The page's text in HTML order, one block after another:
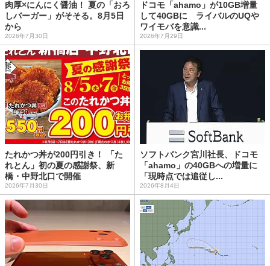
肉厚×にんにく醤油！ 夏の「おろ
しバーガー」がそそる。8月5日
から
2026年7月30日
ドコモ「ahamo」が10GB増量
して40GBに ライバルのUQや
ワイモバを意識...
2026年7月29日
たれかつ丼が200円引き！ 「た
れとん」初の夏の感謝祭、新
橋・中野北口で開催
2026年7月30日
ソフトバンク宮川社長、ドコモ
「ahamo」の40GBへの増量に
「現時点では追従し...
2026年8月4日